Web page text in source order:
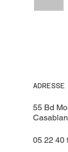
ADRESSE
55 Bd
05 22 40